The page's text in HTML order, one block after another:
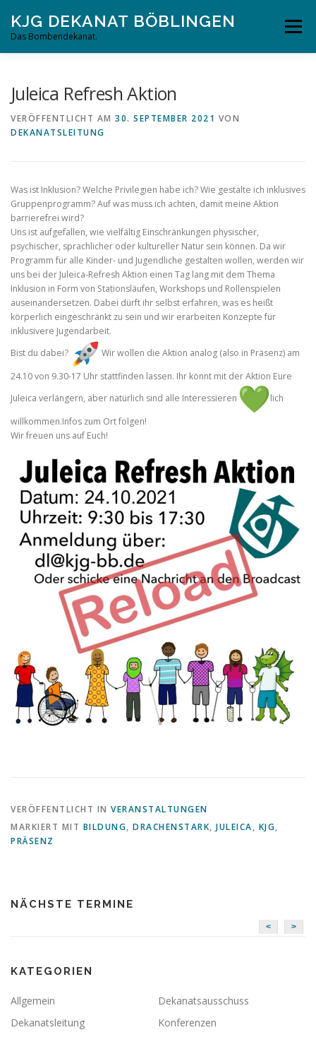
Inhalt
springen
KJG DEKANAT BÖBLINGEN
Das Bombendekanat.
Menü
DOWNLOADS
Juleica Refresh Aktion
VERÖFFENTLICHT AM 30. SEPTEMBER 2021 VON
DEKANATSLEITUNG
Was ist Inklusion? Welche Privilegien habe ich? Wie gestalte ich inklusives
Gruppenprogramm? Auf was muss ich achten, damit meine Aktion
barrierefrei wird?
Uns ist aufgefallen, wie vielfältig Einschränkungen physischer,
psychischer, sprachlicher oder kultureller Natur sein können. Da wir
Programm für alle Kinder- und Jugendliche gestalten wollen, werden wir
uns bei der Juleica-Refresh Aktion einen Tag lang mit dem Thema
Inklusion in Form von Stationsläufen, Workshops und Rollenspielen
auseinandersetzen. Dabei dürft ihr selbst erfahren, was es heißt
körperlich eingeschränkt zu sein und wir erarbeiten Konzepte für
inklusivere Jugendarbeit.
Bist du dabei?
Wir wollen die Aktion analog (also in Präsenz) am
24.10 von 9.30-17 Uhr stattfinden lassen. Ihr könnt mit der Aktion Eure
Juleica verlängern, aber natürlich sind alle Interessieren
lich
willkommen.Infos zum Ort folgen!
Wir freuen uns auf Euch!
VERÖFFENTLICHT IN VERANSTALTUNGEN
MARKIERT MIT BILDUNG, DRACHENSTARK, JULEICA, KJG,
PRÄSENZ
NÄCHSTE TERMINE
< >
KATEGORIEN
Allgemein
Dekanatsausschuss
Dekanatsleitung
Konferenzen